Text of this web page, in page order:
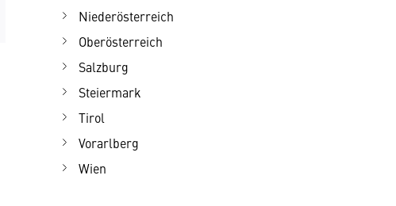
Niederösterreich
Oberösterreich
Salzburg
Steiermark
Tirol
Vorarlberg
Wien